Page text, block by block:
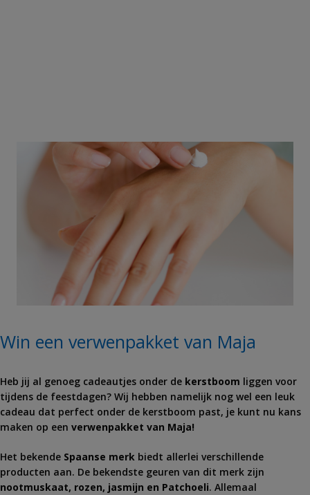
Win een verwenpakket van Maja
Heb jij al genoeg cadeautjes onder de kerstboom liggen voor
tijdens de feestdagen? Wij hebben namelijk nog wel een leuk
cadeau dat perfect onder de kerstboom past, je kunt nu kans
maken op een verwenpakket van Maja!
Het bekende Spaanse merk biedt allerlei verschillende
producten aan. De bekendste geuren van dit merk zijn
nootmuskaat, rozen, jasmijn en Patchoeli. Allemaal